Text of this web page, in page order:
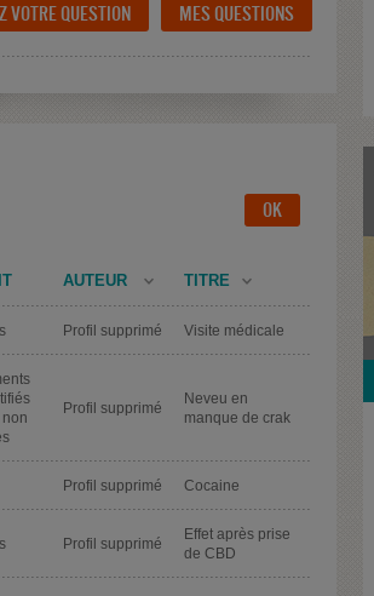
VOTRE QUESTION MES QUESTIONS
AUTEUR TITRE
Profil supprimé Visite médicale
Profil supprimé
Neveu en
manque de crak
Profil supprimé Cocaine
Profil supprimé
Effet après prise
de CBD